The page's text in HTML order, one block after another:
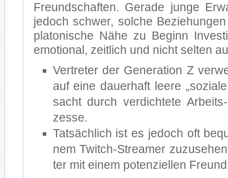
Freund­schaf­ten. Ge­ra­de jun­ge
je­doch schwer, sol­che
pla­to­ni­sche Nähe zu Be­ginn
emo­tio­nal, zeit­lich und nicht sel­ten
Ver­tre­ter der Ge­ne­ra­ti­on Z
auf eine dau­er­haft lee­re
sacht durch ver­dich­te­te
zes­se.
Tat­säch­lich ist es je­doch oft
nem Twitch-Streamer
ter mit ei­nem po­ten­zi­el­len